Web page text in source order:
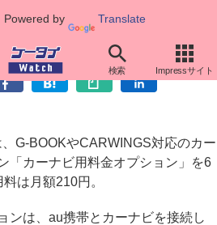
Powered by Translate
検索 Impressサイト
auのカーナビ向けオプション
G-BOOKやCARWINGS対応のカー
「カーナビ用料金オプション」を6
は月額210円。
ンは、au携帯とカーナビを接続し